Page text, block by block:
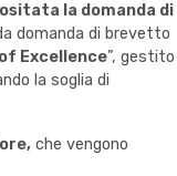
la domanda di
domanda di brevetto
Excellence”, gestito
la soglia di
che vengono